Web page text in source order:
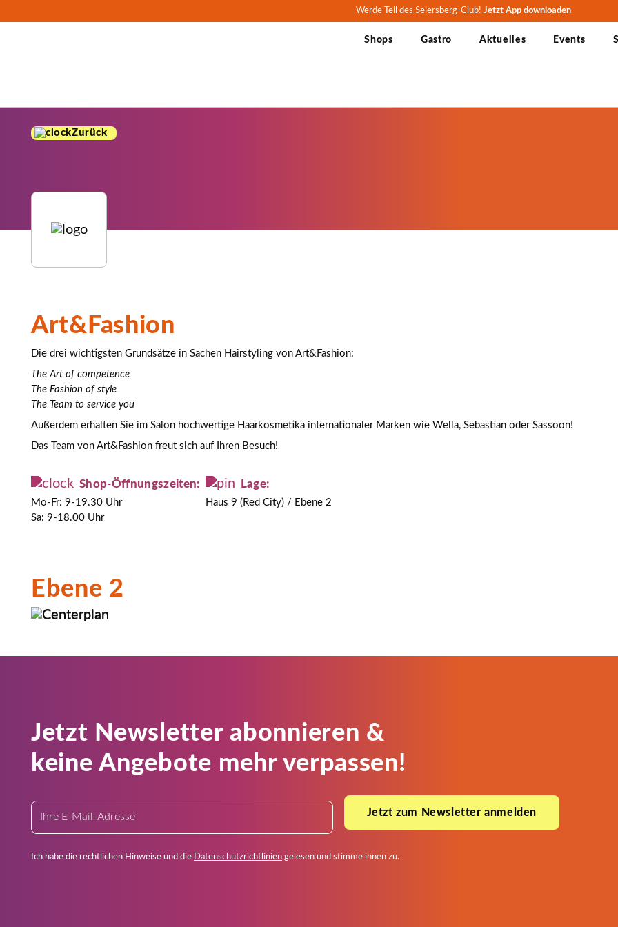
Werde Teil des Seiersberg-Club! Jetzt App downloaden
Shops Gastro Aktuelles Events
Zurück
Art&Fashion
Die drei wichtigsten Grundsätze in Sachen Hairstyling von Art&Fashion:
The Art of competence
The Fashion of style
The Team to service you
Außerdem erhalten Sie im Salon hochwertige Haarkosmetika internationaler Marken wie Wella, Sebastian oder Sassoon!
Das Team von Art&Fashion freut sich auf Ihren Besuch!
Shop-Öffnungszeiten:
Mo-Fr: 9-19.30 Uhr
Sa: 9-18.00 Uhr
Lage:
Haus 9 (Red City) / Ebene 2
Ebene 2
Jetzt Newsletter abonnieren &
keine Angebote mehr verpassen!
Jetzt zum Newsletter anmelden
Ich habe die rechtlichen Hinweise und die Datenschutzrichtlinien gelesen und stimme ihnen zu.